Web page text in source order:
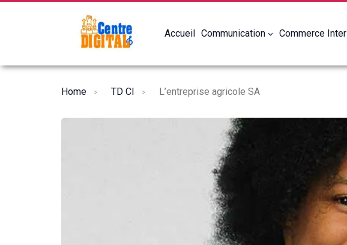
Accueil Communication Commerce Inter
Home TD CI L’entreprise agricole SA